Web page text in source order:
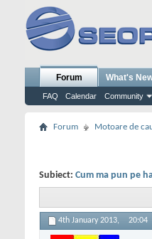
Forum
FAQ Calendar Community
What's
Forum Motoare de
Subiect: Cum ma pun pe
4th January 2013, 20:04